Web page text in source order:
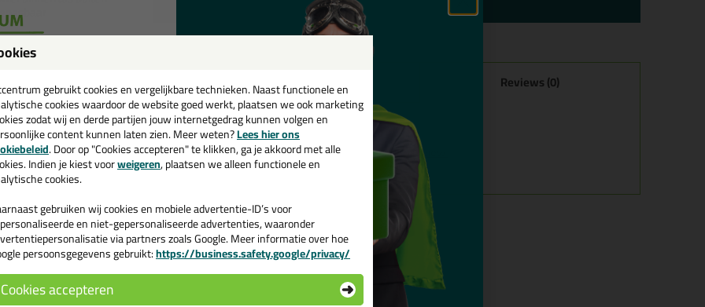
Omschrijving Specificaties Reviews (0)
voor:Cover-it Glass & Frame
nog geen reviews geschreven voor Cover-it Glass & Frame.Schrijf als eerste een review!
gebruikt cookies en vergelijkbare technieken. Naast functionele en
cookies waardoor de website goed werkt, plaatsen we ook marketing
zodat wij en derde partijen jouw internetgedrag kunnen volgen en
content kunnen laten zien. Meer weten?Lees hier ons
. Door op "Cookies accepteren" te klikken, ga je akkoord met alle
Indien je kiest voorweigeren, plaatsen we alleen functionele en
cookies.
gebruiken wij cookies en mobiele advertentie-ID’s voor
en niet-gepersonaliseerde advertenties, waaronder
via partners zoals Google. Meer informatie over hoe
persoonsgegevens gebruikt:https://business.safety.google/privacy/
Cookies accepteren
💚
en ontvang een
€35,-bij je eerste bestelling!
de actiecode ›
geen cadeau